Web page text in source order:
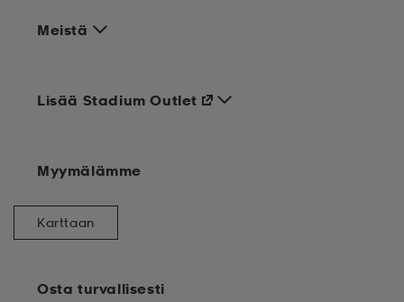
Meistä
Osta turvallisesti
Lisää Stadium Outlet
Myymälämme
Karttaan